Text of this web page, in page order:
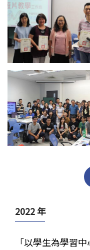
2022 年
「以學生為學習